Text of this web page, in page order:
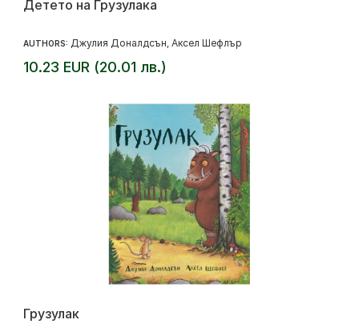
Детето на Грузулака
AUTHORS: Джулия Доналдсън Аксел Шефлър
10.23 EUR (20.01 лв.)
Грузулак